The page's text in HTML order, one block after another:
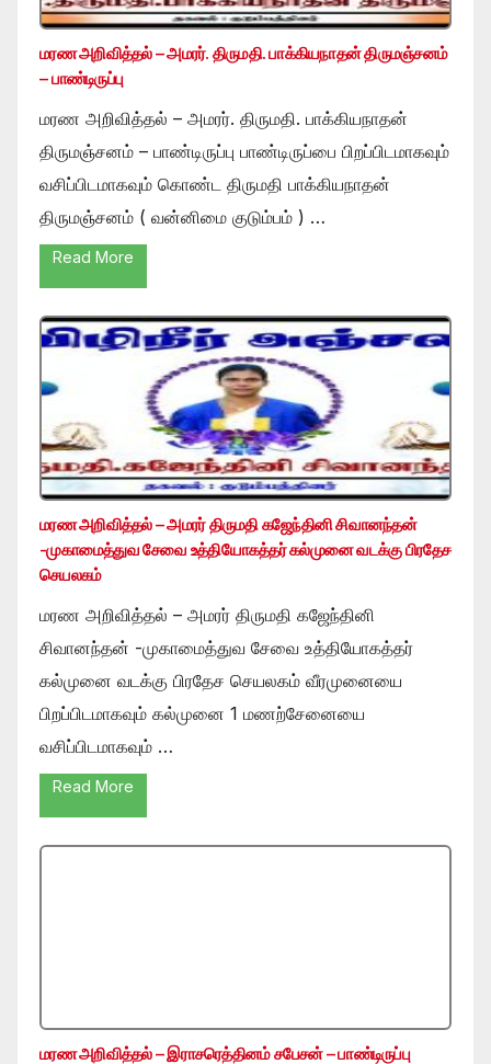
மரண அறிவித்தல் – அமரர். திருமதி. பாக்கியநாதன் திருமஞ்சனம்
– பாண்டிருப்பு
மரண அறிவித்தல் – அமரர். திருமதி. பாக்கியநாதன்
திருமஞ்சனம் – பாண்டிருப்பு பாண்டிருப்பை பிறப்பிடமாகவும்
வசிப்பிடமாகவும் கொண்ட திருமதி பாக்கியநாதன்
திருமஞ்சனம் ( வன்னிமை குடும்பம் ) …
Read More
மரண அறிவித்தல் – அமரர் திருமதி கஜேந்தினி சிவானந்தன்
-முகாமைத்துவ சேவை உத்தியோகத்தர் கல்முனை வடக்கு பிரதேச
செயலகம்
மரண அறிவித்தல் – அமரர் திருமதி கஜேந்தினி
சிவானந்தன் -முகாமைத்துவ சேவை உத்தியோகத்தர்
கல்முனை வடக்கு பிரதேச செயலகம் வீரமுனையை
பிறப்பிடமாகவும் கல்முனை 1 மணற்சேனையை
வசிப்பிடமாகவும் …
Read More
மரண அறிவித்தல் – இராசரெத்தினம் சபேசன் – பாண்டிருப்பு